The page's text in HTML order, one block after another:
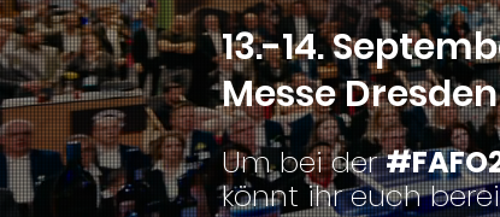
13.-14.
Messe Dresden
Um bei der
könnt ihr euch